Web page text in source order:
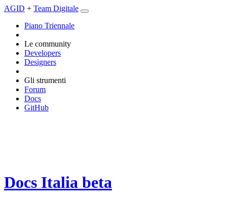
AGID + Team Digitale
Piano Triennale
Le community
Developers
Designers
Gli strumenti
Forum
Docs
GitHub
Docs Italia beta